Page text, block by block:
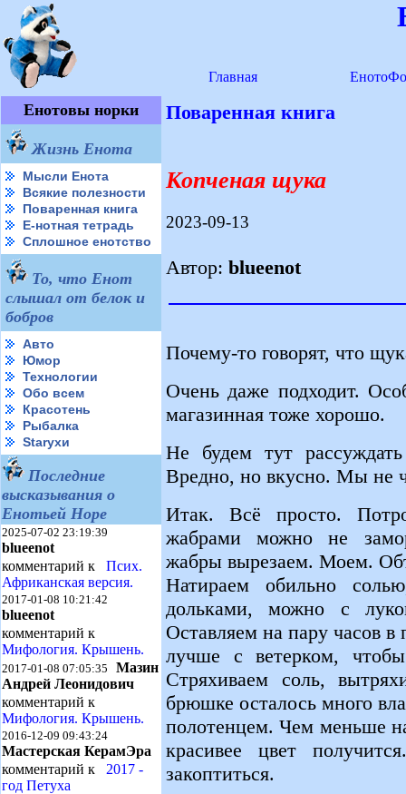
Главная
Енотовы норки
Жизнь Енота
Мысли Енота
Всякие полезности
Поваренная книга
Е-нотная тетрадь
Сплошное енотство
То, что Енот
слышал от белок и
бобров
Авто
Юмор
Технологии
Обо всем
Красотень
Рыбалка
Starухи
Последние
высказывания о
Енотьей Норе
2025-07-02 23:19:39
blueenot
комментарий к Псих.
Африканская версия.
2017-01-08 10:21:42
blueenot
комментарий к
Мифология. Крышень.
2017-01-08 07:05:35 Мазин
Андрей Леонидович
комментарий к
Мифология. Крышень.
2016-12-09 09:43:24
Мастерская КерамЭра
комментарий к 2017 -
год Петуха
Поваренная книга
Копченая щука
2023-09-13
Автор: blueenot
Почему-то говорят, что
Очень даже подходит.
магазинная тоже хорошо.
Не будем тут
Вредно, но вкусно. Мы не
Итак. Всё просто.
жабрами можно не
жабры вырезаем. Моем.
Натираем обильно
дольками, можно с
Оставляем на пару часов в
лучше с ветерком,
Стряхиваем соль,
брюшке осталось много
полотенцем. Чем меньше
красивее цвет
закоптиться.